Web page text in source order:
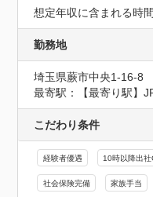
想定年収に含まれる時
勤務地
埼玉県蕨市中央1-16-8
最寄駅：【最寄り駅】
こだわり条件
経験者優遇 10時以降出社
社会保険完備 家族手当